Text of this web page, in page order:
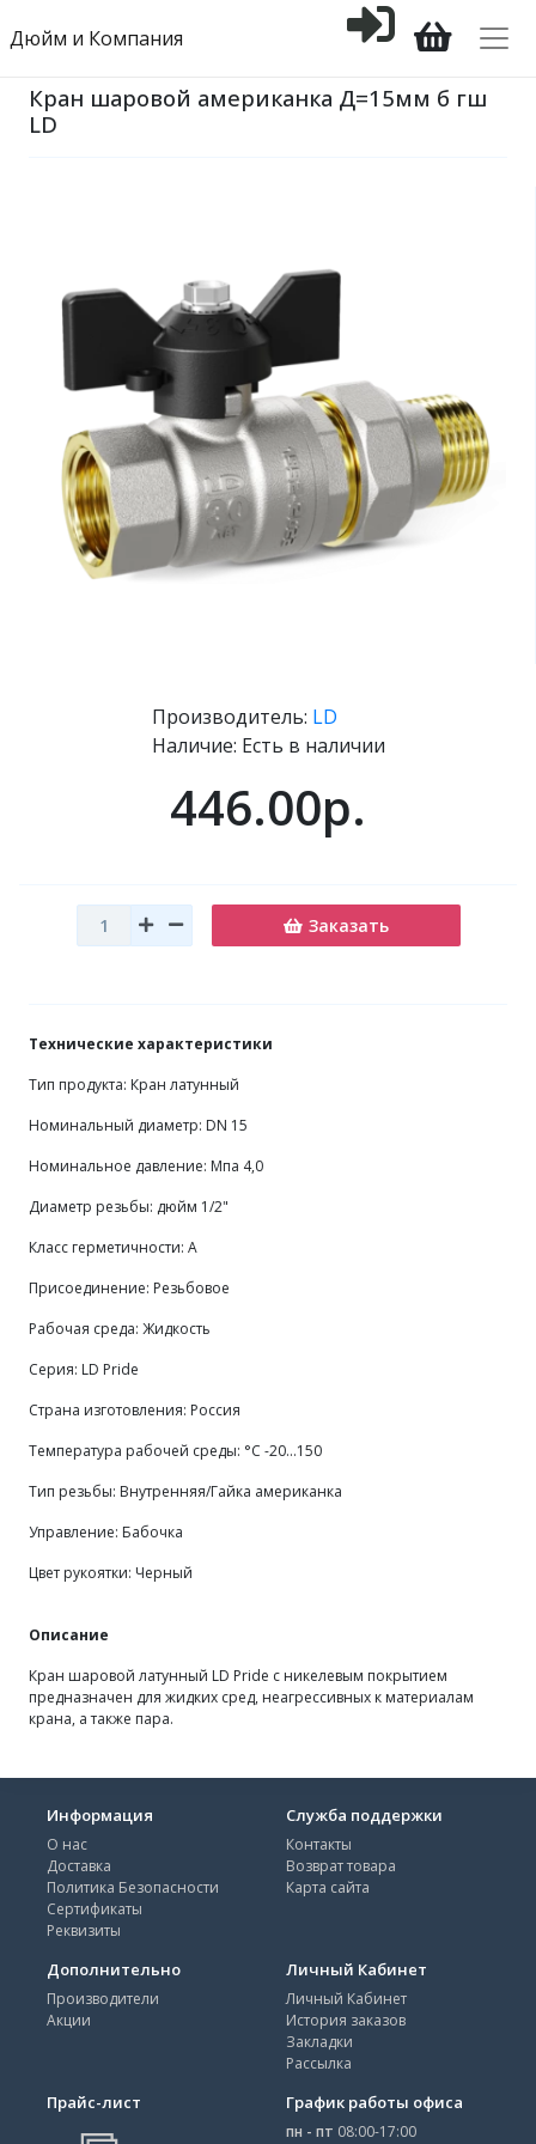
Дюйм и Компания
Кран шаровой американка Д=15мм б гш
LD
Производитель: LD
Наличие: Есть в наличии
446.00р.
Заказать
Технические характеристики
Тип продукта: Кран латунный
Номинальный диаметр: DN 15
Номинальное давление: Мпа 4,0
Диаметр резьбы: дюйм 1/2"
Класс герметичности: А
Присоединение: Резьбовое
Рабочая среда: Жидкость
Серия: LD Pride
Страна изготовления: Россия
Температура рабочей среды: °С -20…150
Тип резьбы: Внутренняя/Гайка американка
Управление: Бабочка
Цвет рукоятки: Черный
Описание
Кран шаровой латунный LD Pride с никелевым покрытием
предназначен для жидких сред, неагрессивных к материалам
крана, а также пара.
Информация
О нас
Доставка
Политика Безопасности
Сертификаты
Реквизиты
Служба поддержки
Контакты
Возврат товара
Карта сайта
Дополнительно
Производители
Акции
Личный Кабинет
Личный Кабинет
История заказов
Закладки
Рассылка
Прайс-лист График работы офиса
пн - пт 08:00-17:00